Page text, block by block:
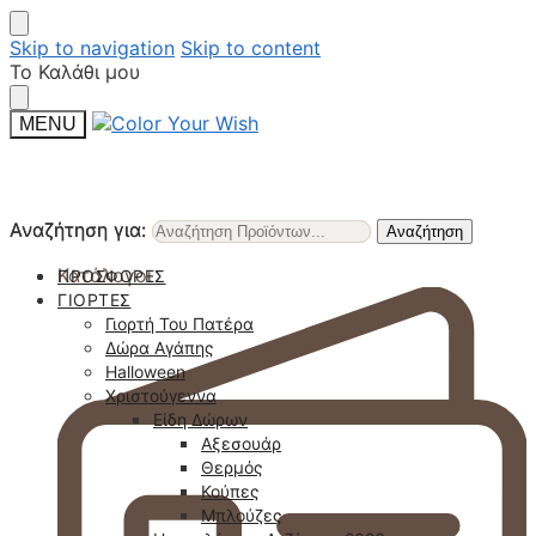
Skip to navigation Skip to content
Το Καλάθι μου
MENU
Αναζήτηση για: Αναζήτηση
Κατάλογοι
Αναζήτηση για: Αναζήτηση
ΠΡΟΣΦΟΡΈΣ
ΓΙΟΡΤΈΣ
Γιορτή Του Πατέρα
Δώρα Αγάπης
Halloween
Χριστούγεννα
Είδη Δώρων
Αξεσουάρ
Θερμός
Κούπες
Μπλούζες